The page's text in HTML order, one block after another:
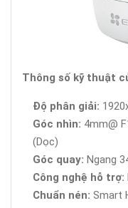
Thông số kỹ thuật
Độ phân giải:
Góc nhìn: 4mm@
(Dọc)
Góc quay: Ngang
Công nghệ hỗ trợ:
Chuẩn nén: Smart